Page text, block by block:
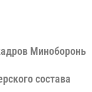
Минобороны
состава